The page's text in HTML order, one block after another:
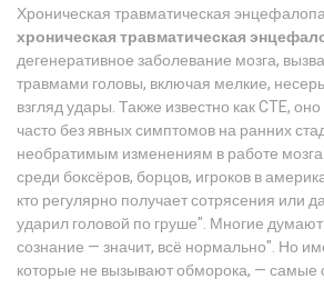
Хроническая травматическая
хроническая травматическая
дегенеративное заболевание мозга,
травмами головы, включая мелкие,
взгляд удары. Также известно какCTE,
часто без явных симптомов на ранних
необратимым изменениям в работе мозга
среди боксёров, борцов, игроков в
кто регулярно получает сотрясения или
ударил головой по груше". Многие
сознание — значит, всё нормально". Но
которые не вызывают обморока, — самые